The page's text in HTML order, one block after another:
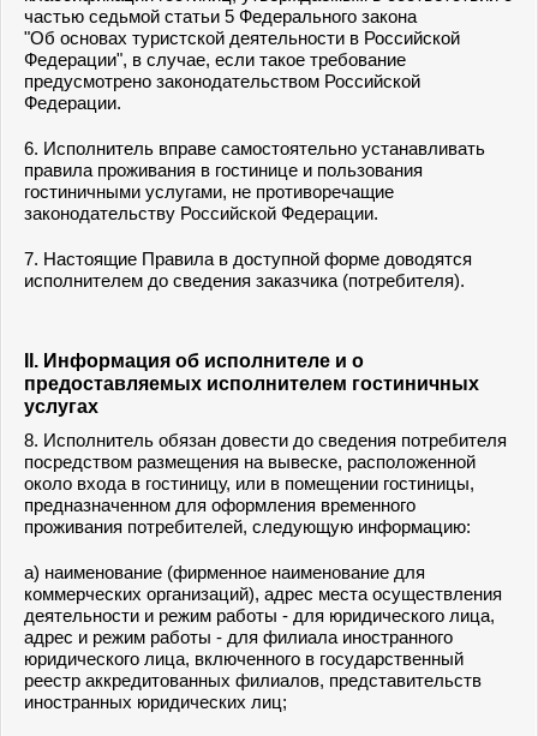
частью седьмой статьи 5 Федерального закона
"Об основах туристской деятельности в Российской
Федерации", в случае, если такое требование
предусмотрено законодательством Российской
Федерации.
6. Исполнитель вправе самостоятельно устанавливать
правила проживания в гостинице и пользования
гостиничными услугами, не противоречащие
законодательству Российской Федерации.
7. Настоящие Правила в доступной форме доводятся
исполнителем до сведения заказчика (потребителя).
II. Информация об исполнителе и о
предоставляемых исполнителем гостиничных
услугах
8. Исполнитель обязан довести до сведения потребителя
посредством размещения на вывеске, расположенной
около входа в гостиницу, или в помещении гостиницы,
предназначенном для оформления временного
проживания потребителей, следующую информацию:
а) наименование (фирменное наименование для
коммерческих организаций), адрес места осуществления
деятельности и режим работы - для юридического лица,
адрес и режим работы - для филиала иностранного
юридического лица, включенного в государственный
реестр аккредитованных филиалов, представительств
иностранных юридических лиц;